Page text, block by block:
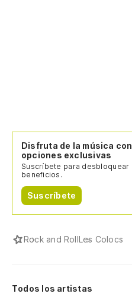
Disfruta de la música con
opciones exclusivas
Suscríbete para desbloquear
beneficios.
Suscríbete
Rock and RollLes Colocs
Todos los artistas